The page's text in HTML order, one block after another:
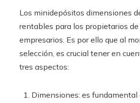
Los minidepósitos dimensiones
rentables para los propietarios
empresarios. Es por ello que al
selección, es crucial tener en
tres aspectos:
Dimensiones: es fundamental